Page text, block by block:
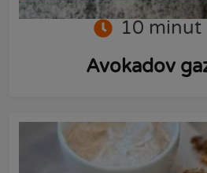
10 minut
Avokadov